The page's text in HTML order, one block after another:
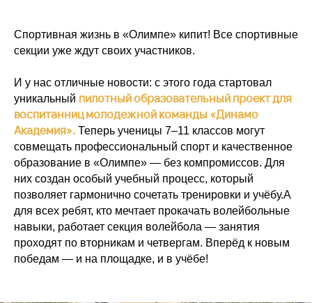
Спортивная жизнь в «Олимпе» кипит! Все спортивные
секции уже ждут своих участников.
И у нас отличные новости: с этого года стартовал
уникальный пилотный образовательный проект для
воспитанниц молодежной команды «Динамо
Академия». Теперь ученицы 7–11 классов могут
совмещать профессиональный спорт и качественное
образование в «Олимпе» — без компромиссов. Для
них создан особый учебный процесс, который
позволяет гармонично сочетать тренировки и учёбу.А
для всех ребят, кто мечтает прокачать волейбольные
навыки, работает секция волейбола — занятия
проходят по вторникам и четвергам. Вперёд к новым
победам — и на площадке, и в учёбе!